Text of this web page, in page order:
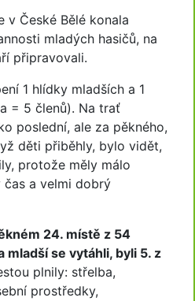
v České Bělé konala
mladých hasičů, na
připravovali.
1 hlídky mladších a 1
= 5 členů). Na trať
poslední, ale za pěkného,
děti přiběhly, bylo vidět,
protože měly málo
a velmi dobrý
24. místě z 54
mladší se vytáhli, byli 5. z
plnily: střelba,
prostředky,